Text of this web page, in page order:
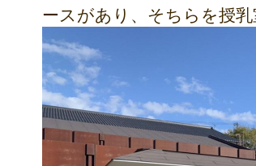
ースがあり、そちらを授